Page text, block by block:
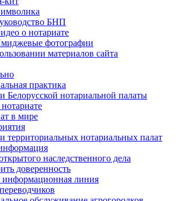
БНП
о нотариате
фотографии
материалов сайта
практика
Белорусской нотариальной палаты
в мире
территориальных нотариальных палат
наследственного дела
доверенность
информационная линия